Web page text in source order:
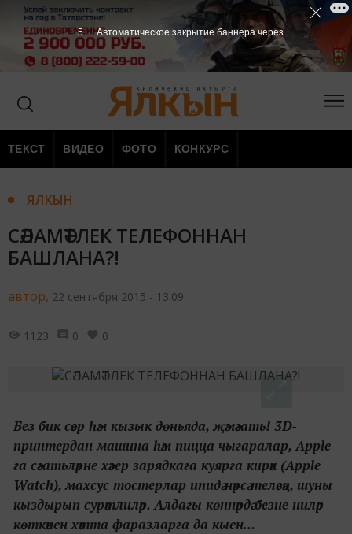
ТЕКСТ ВИДЕО ФОТО КОНКУРС
ЯЛКЫН
СӘЛАМӘТЛЕК ТЕЛЕФОННАН
БАШЛАНА?!
автор, 22 сентября 2015 - 13:09
1123 0 0
Без бик сәер һәм кызык дөньяда, җәмәгать! 3D-
принтердан машина һәм пицца чыгаралар, Apple
га сәгатьләрне хәзер зарядкага куярга кирәк (Apple
Watch), махсус тостерлар ипидә нәрсә теләсәң, шуны
кыздырып сурәтлиләр. Алдагы көннәрдә безне ниләр
көткәнен хәтта фаразларга да кыен...
4 Автоматическое закрытие баннера через